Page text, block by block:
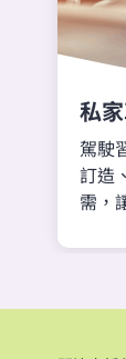
私
駕駛
訂造
需，